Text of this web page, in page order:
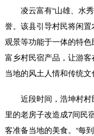
健康 军事
图片 中央文
食品 人居
会展 彩票
悦读 公益
凌云富有“山雄、水秀
誉。该县引导村民将闲置
观景等功能于一体的特
富乡村民宿产品，让游
当地的风土人情和传统文
近段时间，浩坤村村
里的老房子改造成7间民
客准备当地的美食。“每